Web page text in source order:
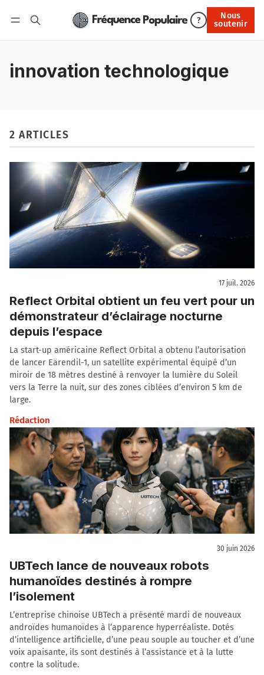
?
Nous
soutenir
Nous soutenir
innovation technologique
2 ARTICLES
17 juil. 2026
Reflect Orbital obtient un feu vert pour un
démonstrateur d’éclairage nocturne
depuis l’espace
La start-up américaine Reflect Orbital a obtenu l’autorisation
de lancer Eärendil-1, un satellite expérimental équipé d’un
miroir de 18 mètres destiné à renvoyer la lumière du Soleil
vers la Terre la nuit, sur des zones ciblées d’environ 5 km de
large.
Rédaction
30 juin 2026
UBTech lance de nouveaux robots
humanoïdes destinés à rompre
l’isolement
L’entreprise chinoise UBTech a présenté mardi de nouveaux
androïdes humanoïdes à l’apparence hyperréaliste. Dotés
d’intelligence artificielle, d’une peau souple au toucher et d’une
voix apaisante, ils sont destinés à l’assistance et à la lutte
contre la solitude.